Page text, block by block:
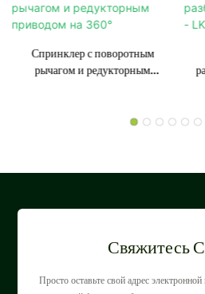
Спринклер с поворотным
рычагом и редукторным
Свяжитесь
Просто оставьте свой адрес